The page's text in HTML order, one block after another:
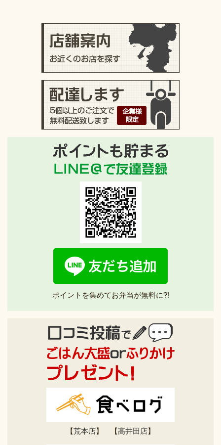
ポイントを集めてお弁当が無料に?!
【荒本店】 【高井田店】